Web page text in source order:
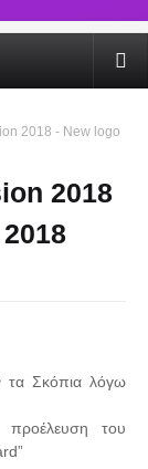
2018 - New logo
2018
τα Σκόπια λόγω
του